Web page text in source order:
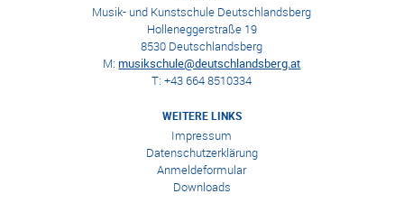
Musik- und Kunstschule Deutschlandsberg
Holleneggerstraße 19
8530 Deutschlandsberg
M: musikschule@deutschlandsberg.at
T: +43 664 8510334
WEITERE LINKS
Impressum
Datenschutzerklärung
Anmeldeformular
Downloads